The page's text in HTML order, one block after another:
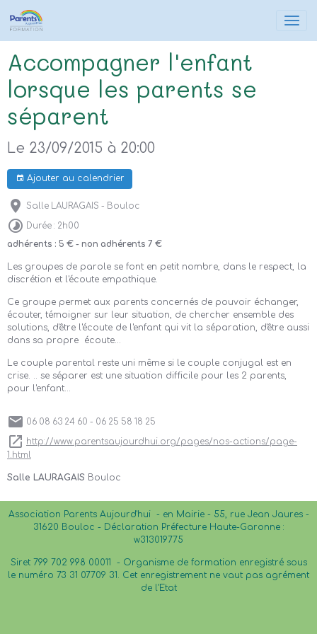
Accompagner l'enfant
lorsque les parents se
séparent
Le 23/09/2015 à 20:00
Ajouter au calendrier
Salle LAURAGAIS - Bouloc
Durée : 2h00
adhérents : 5 € - non adhérents 7 €
Les groupes de parole se font en petit nombre, dans le respect, la
discrétion et l'écoute empathique.
Ce groupe permet aux parents concernés de pouvoir échanger,
écouter, témoigner sur leur situation, de chercher ensemble des
solutions, d'être l'écoute de l'enfant qui vit la séparation, d'être aussi
dans sa propre écoute...
Le couple parental reste uni même si le couple conjugal est en
crise. .. se séparer est une situation difficile pour les 2 parents,
pour l'enfant...
06 08 63 24 60 - 06 25 58 18 25
http://www.parentsaujourdhui.org/pages/nos-actions/page-
1.html
Salle LAURAGAIS Bouloc
Association Parents Aujourd'hui - en Mairie - 55, rue Jean Jaures -
31620 Bouloc - Déclaration Préfecture Haute-Garonne :
w313019775
Siret 799 702 998 00011 - Organisme de formation enregistré sous
le numéro 73 31 07709 31. Cet enregistrement ne vaut pas agrément
de l'Etat